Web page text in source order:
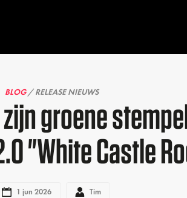
BLOG/ RELEASE NIEUWS
groene
"White Castle
1 jun 2026 Tim